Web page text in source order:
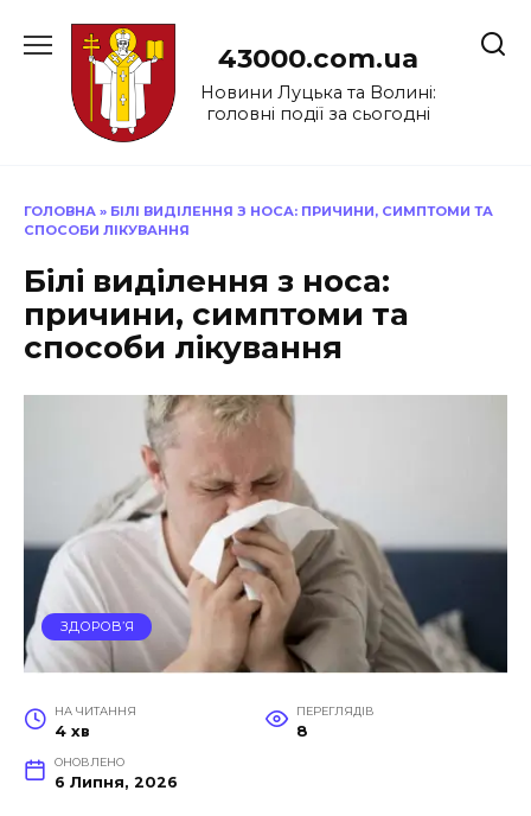
до
43000.com.ua
Новини Луцька та Волині:
головні події за сьогодні
ГОЛОВНА » БІЛІ ВИДІЛЕННЯ З НОСА: ПРИЧИНИ, СИМПТОМИ ТА
СПОСОБИ ЛІКУВАННЯ
Білі виділення з носа:
причини, симптоми та
способи лікування
ЗДОРОВ’Я
НА ЧИТАННЯ
4 хв
ПЕРЕГЛЯДІВ
8
ОНОВЛЕНО
6 Липня, 2026